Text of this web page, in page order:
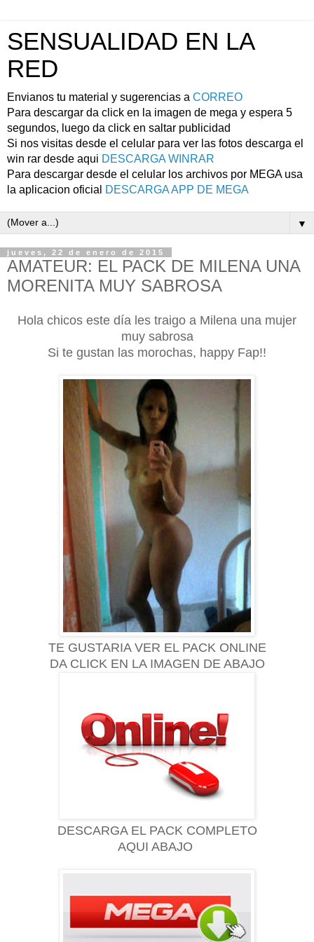
SENSUALIDAD EN LA
RED
Envianos tu material y sugerencias a CORREO
Para descargar da click en la imagen de mega y espera 5
segundos, luego da click en saltar publicidad
Si nos visitas desde el celular para ver las fotos descarga el
win rar desde aqui DESCARGA WINRAR
Para descargar desde el celular los archivos por MEGA usa
la aplicacion oficial
DESCARGA APP DE MEGA
▼
jueves, 22 de enero de 2015
AMATEUR: EL PACK DE MILENA UNA
MORENITA MUY SABROSA
Hola chicos este día les traigo a Milena una mujer
muy sabrosa
Si te gustan las morochas, happy Fap!!
TE GUSTARIA VER EL PACK ONLINE
DA CLICK EN LA IMAGEN DE ABAJO
DESCARGA EL PACK COMPLETO
AQUI ABAJO